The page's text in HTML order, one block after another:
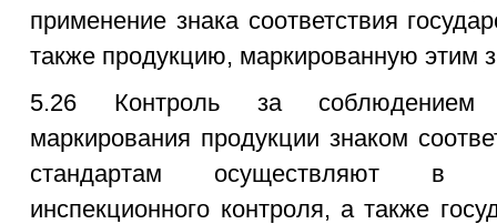
применение знака соответствия
также продукцию, маркированную этим
5.26 Контроль за соблюдением
маркирования продукции знаком
стандартам осуществляют в
инспекционного контроля, а также